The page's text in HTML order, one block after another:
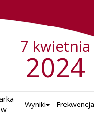
2024
7 kwietnia
Wyniki Frekwencja